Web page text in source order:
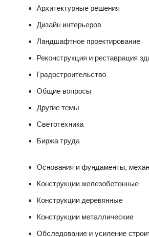
Архитектурные решения
Дизайн интерьеров
Ландшафтное проектирование
Реконструкция и реставрация
Градостроительство
Общие вопросы
Другие темы
Светотехника
Биржа труда
Основания и фундаменты,
Конструкции железобетонные
Конструкции деревянные
Конструкции металлические
Обследование и усиление